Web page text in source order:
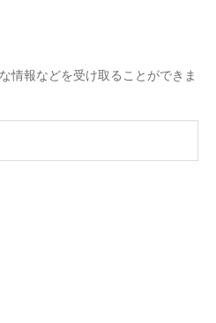
情報などを受け取ることができま